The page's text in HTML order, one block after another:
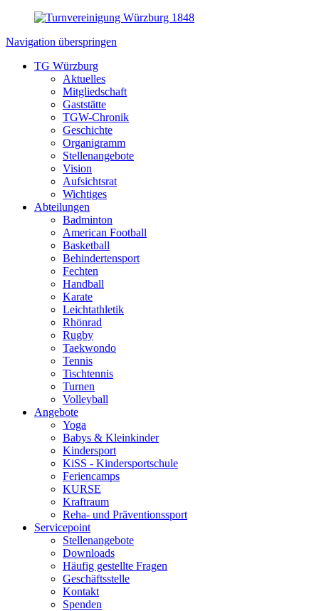
Navigation überspringen
TG Würzburg
Aktuelles
Mitgliedschaft
Gaststätte
TGW-Chronik
Geschichte
Organigramm
Stellenangebote
Vision
Aufsichtsrat
Wichtiges
Abteilungen
Badminton
American Football
Basketball
Behindertensport
Fechten
Handball
Karate
Leichtathletik
Rhönrad
Rugby
Taekwondo
Tennis
Tischtennis
Turnen
Volleyball
Angebote
Yoga
Babys & Kleinkinder
Kindersport
KiSS - Kindersportschule
Feriencamps
KURSE
Kraftraum
Reha- und Präventionssport
Servicepoint
Stellenangebote
Downloads
Häufig gestellte Fragen
Geschäftsstelle
Kontakt
Spenden